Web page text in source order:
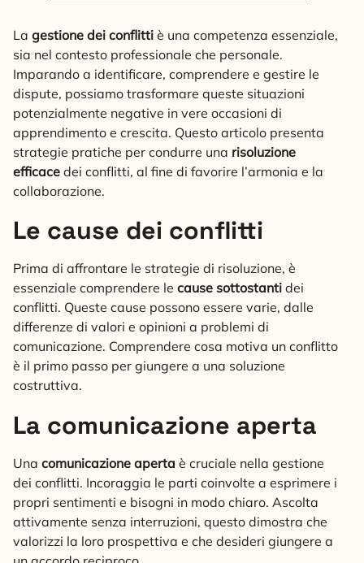
La gestione dei conflitti è una competenza essenziale,
sia nel contesto professionale che personale.
Imparando a identificare, comprendere e gestire le
dispute, possiamo trasformare queste situazioni
potenzialmente negative in vere occasioni di
apprendimento e crescita. Questo articolo presenta
strategie pratiche per condurre una risoluzione
efficace dei conflitti, al fine di favorire l’armonia e la
collaborazione.
Le cause dei conflitti
Prima di affrontare le strategie di risoluzione, è
essenziale comprendere le cause sottostanti dei
conflitti. Queste cause possono essere varie, dalle
differenze di valori e opinioni a problemi di
comunicazione. Comprendere cosa motiva un conflitto
è il primo passo per giungere a una soluzione
costruttiva.
La comunicazione aperta
Una comunicazione aperta è cruciale nella gestione
dei conflitti. Incoraggia le parti coinvolte a esprimere i
propri sentimenti e bisogni in modo chiaro. Ascolta
attivamente senza interruzioni, questo dimostra che
valorizzi la loro prospettiva e che desideri giungere a